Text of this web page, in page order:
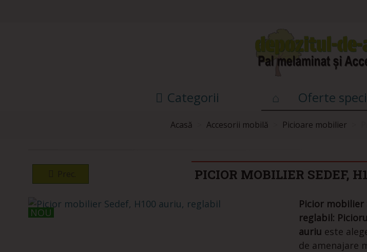
Categorii Oferte
Acasă Accesorii mobilă Picioare mobilier
PICIOR MOBILIER SEDEF,
NOU
NOU
Picior mobilier
reglabil:
auriu este
de amenajare